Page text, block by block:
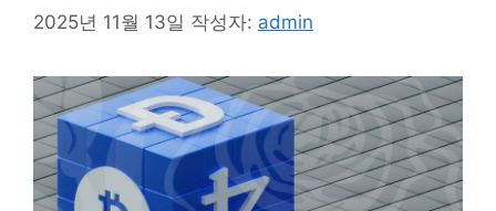
2025년 11월 13일 작성자: admin